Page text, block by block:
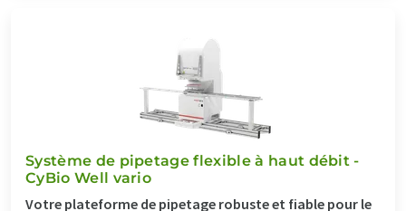
Système de pipetage flexible à haut débit -
CyBio Well vario
Votre plateforme de pipetage robuste et fiable pour le